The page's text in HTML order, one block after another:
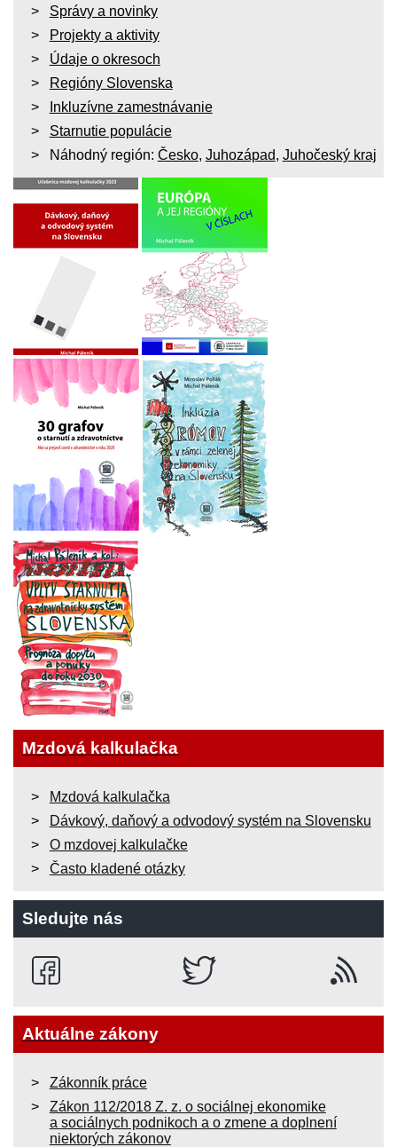
Správy a novinky
Projekty a aktivity
Údaje o okresoch
Regióny Slovenska
Inkluzívne zamestnávanie
Starnutie populácie
Náhodný región: Česko, Juhozápad, Juhočeský kraj
Mzdová kalkulačka
Mzdová kalkulačka
Dávkový, daňový a odvodový systém na Slovensku
O mzdovej kalkulačke
Často kladené otázky
Sledujte nás
Aktuálne zákony
Zákonník práce
Zákon 112/2018 Z. z. o sociálnej ekonomike
a sociálnych podnikoch a o zmene a doplnení
niektorých zákonov